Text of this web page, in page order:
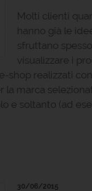
Molti clienti
hanno già le
sfruttano
visualizzare i
shop realizzati
marca
e soltanto (ad
30/06/2015